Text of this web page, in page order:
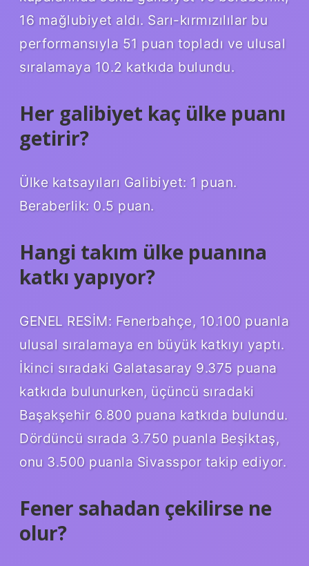
16 mağlubiyet aldı. Sarı-kırmızılılar bu
performansıyla 51 puan topladı ve ulusal
sıralamaya 10.2 katkıda bulundu.
Her galibiyet kaç ülke puanı
getirir?
Ülke katsayıları Galibiyet: 1 puan.
Beraberlik: 0.5 puan.
Hangi takım ülke puanına
katkı yapıyor?
GENEL RESİM: Fenerbahçe, 10.100 puanla
ulusal sıralamaya en büyük katkıyı yaptı.
İkinci sıradaki Galatasaray 9.375 puana
katkıda bulunurken, üçüncü sıradaki
Başakşehir 6.800 puana katkıda bulundu.
Dördüncü sırada 3.750 puanla Beşiktaş,
onu 3.500 puanla Sivasspor takip ediyor.
Fener sahadan çekilirse ne
olur?